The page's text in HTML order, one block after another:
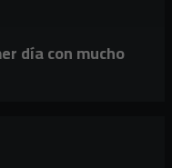
día con mucho